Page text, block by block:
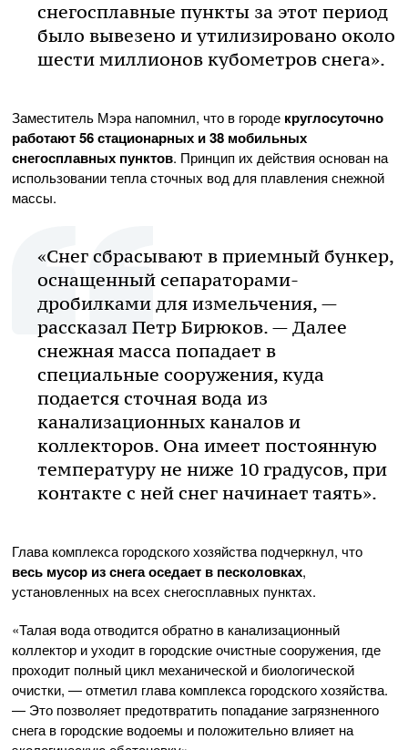
снегосплавные пункты за этот период
было вывезено и утилизировано около
шести миллионов кубометров снега».
Заместитель Мэра напомнил, что в городе круглосуточно
работают 56 стационарных и 38 мобильных
снегосплавных пунктов. Принцип их действия основан на
использовании тепла сточных вод для плавления снежной
массы.
«Снег сбрасывают в приемный бункер,
оснащенный сепараторами-
дробилками для измельчения, —
рассказал Петр Бирюков. — Далее
снежная масса попадает в
специальные сооружения, куда
подается сточная вода из
канализационных каналов и
коллекторов. Она имеет постоянную
температуру не ниже 10 градусов, при
контакте с ней снег начинает таять».
Глава комплекса городского хозяйства подчеркнул, что
весь мусор из снега оседает в песколовках,
установленных на всех снегосплавных пунктах.
«Талая вода отводится обратно в канализационный
коллектор и уходит в городские очистные сооружения, где
проходит полный цикл механической и биологической
очистки, — отметил глава комплекса городского хозяйства.
— Это позволяет предотвратить попадание загрязненного
снега в городские водоемы и положительно влияет на